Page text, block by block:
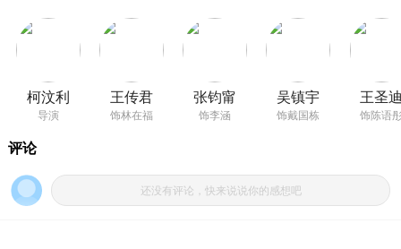
明昊 饰）看似身陷险境却面露笑容……杀害霸凌
者的雨夜屠夫究竟是他们其中的何人？调查案件
秘过程中，宗宗藏污纳垢的旧事被揭开，所有人
都被推到了风口浪尖。善恶有报罪恶难逃，真相
即将揭晓……
柯汶利
导演
王传君
饰林在福
张钧甯
饰李涵
吴镇宇
饰戴国栋
王圣
饰陈语